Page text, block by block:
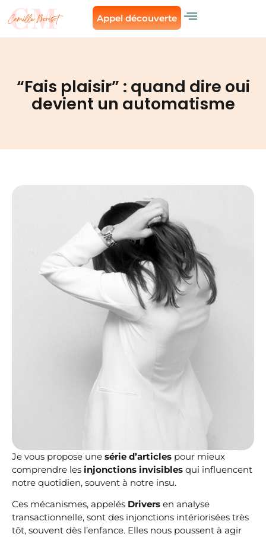
Appel découverte
“Fais plaisir” : quand dire oui
devient un automatisme
Je vous propose une série d’articles pour mieux
comprendre les injonctions invisibles qui influencent
notre quotidien, souvent à notre insu.
Ces mécanismes, appelés Drivers en analyse
transactionnelle, sont des injonctions intériorisées très
tôt, souvent dès l’enfance. Elles nous poussent à agir